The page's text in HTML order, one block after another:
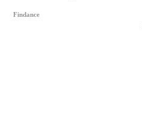
Findance